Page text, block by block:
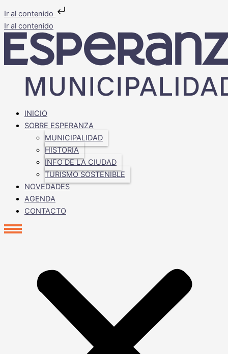
Ir al contenido
Ir al contenido
INICIO
SOBRE ESPERANZA
MUNICIPALIDAD
HISTORIA
INFO DE LA CIUDAD
TURISMO SOSTENIBLE
NOVEDADES
AGENDA
CONTACTO